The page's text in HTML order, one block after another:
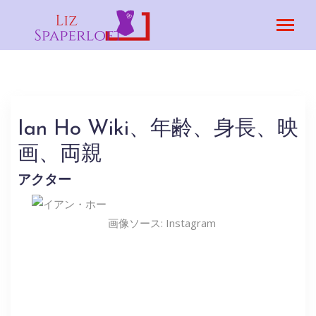
Ian Ho Wiki、年齢、身長、映
画、両親
アクター
画像ソース: Instagram